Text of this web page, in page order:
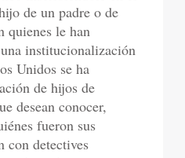
de un padre o de
quienes le han
institucionalización
Unidos se ha
de hijos de
desean conocer,
fueron sus
con detectives